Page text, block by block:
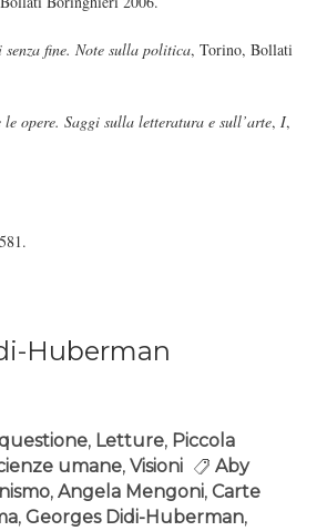
senza fine. Note sulla politica, Torino, Bollati
le opere. Saggi sulla letteratura e sull’arte, I,
Huberman
, Letture, Piccola
umane, Visioni
Aby
, Angela Mengoni, Carte
, Georges Didi-Huberman,